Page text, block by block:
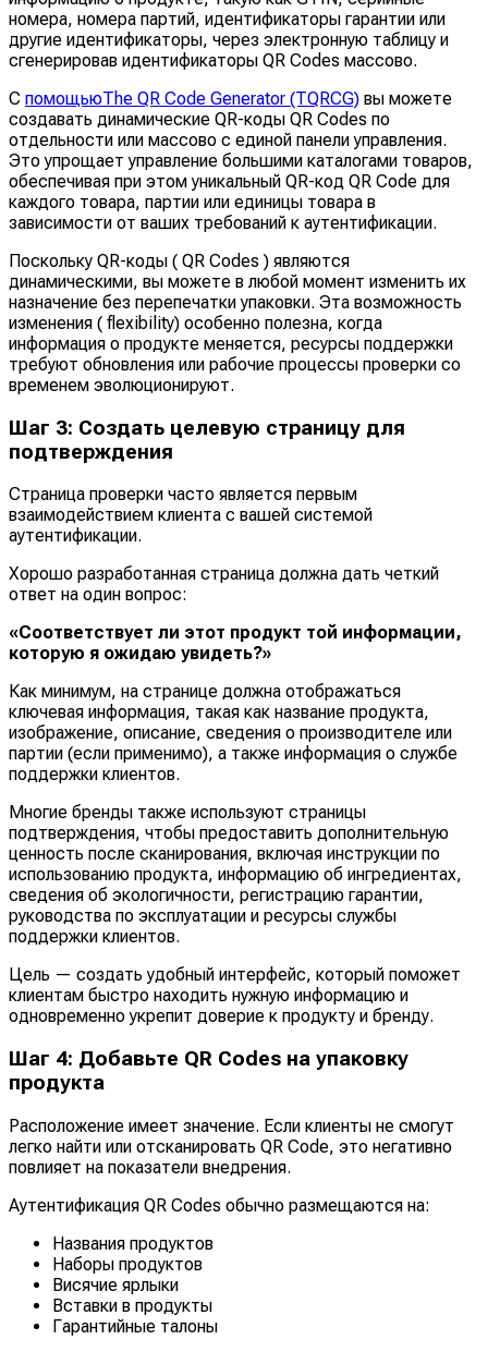
номера, номера партий, идентификаторы гарантии или
другие идентификаторы, через электронную таблицу и
сгенерировав идентификаторы QR Codes массово.
С помощьюThe QR Code Generator (TQRCG) вы можете
создавать динамические QR-коды QR Codes по
отдельности или массово с единой панели управления.
Это упрощает управление большими каталогами товаров,
обеспечивая при этом уникальный QR-код QR Code для
каждого товара, партии или единицы товара в
зависимости от ваших требований к аутентификации.
Поскольку QR-коды ( QR Codes ) являются
динамическими, вы можете в любой момент изменить их
назначение без перепечатки упаковки. Эта возможность
изменения ( flexibility) особенно полезна, когда
информация о продукте меняется, ресурсы поддержки
требуют обновления или рабочие процессы проверки со
временем эволюционируют.
Шаг 3: Создать целевую страницу для
подтверждения
Страница проверки часто является первым
взаимодействием клиента с вашей системой
аутентификации.
Хорошо разработанная страница должна дать четкий
ответ на один вопрос:
«Соответствует ли этот продукт той информации,
которую я ожидаю увидеть?»
Как минимум, на странице должна отображаться
ключевая информация, такая как название продукта,
изображение, описание, сведения о производителе или
партии (если применимо), а также информация о службе
поддержки клиентов.
Многие бренды также используют страницы
подтверждения, чтобы предоставить дополнительную
ценность после сканирования, включая инструкции по
использованию продукта, информацию об ингредиентах,
сведения об экологичности, регистрацию гарантии,
руководства по эксплуатации и ресурсы службы
поддержки клиентов.
Цель — создать удобный интерфейс, который поможет
клиентам быстро находить нужную информацию и
одновременно укрепит доверие к продукту и бренду.
Шаг 4: Добавьте QR Codes на упаковку
продукта
Расположение имеет значение. Если клиенты не смогут
легко найти или отсканировать QR Code, это негативно
повлияет на показатели внедрения.
Аутентификация QR Codes обычно размещаются на:
Названия продуктов
Наборы продуктов
Висячие ярлыки
Вставки в продукты
Гарантийные талоны